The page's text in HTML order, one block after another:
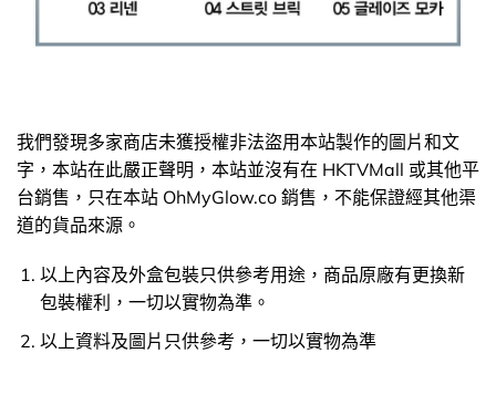
我們發現多家商店未獲授權非法盜用本站製作的圖片和文
字，本站在此嚴正聲明，本站並沒有在 HKTVMall 或其他平
台銷售，只在本站 OhMyGlow.co 銷售，不能保證經其他渠
道的貨品來源。
以上內容及外盒包裝只供參考用途，商品原廠有更換新
包裝權利，一切以實物為準。
以上資料及圖片只供參考，一切以實物為準